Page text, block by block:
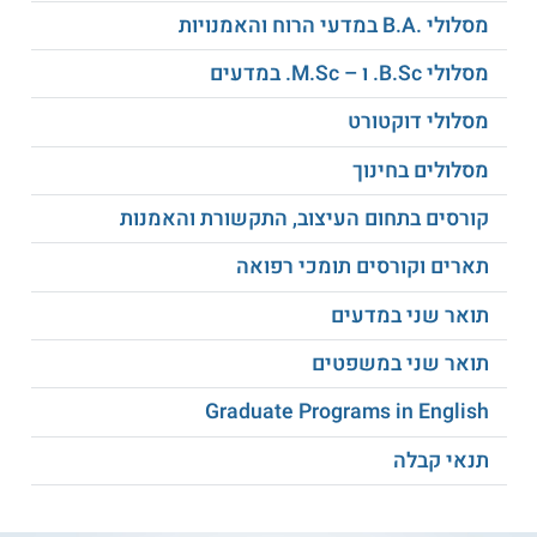
אוניברסיטת בר אילן. בפקולטה זו ניתן למצוא מגוון מסלולים
נוספים לתואר ראשון ולתארים מתקדמים. בין מחלקות הפקולטה
ניתן למצוא לימודי היסטוריה, ספרות, פילוסופיה, תרבות צרפת,
ערבית, בלשנות וספרות אנגלית, חקר התרגום, מוזיקה, לימודים
קלאסיים ועוד. קיימת גם תכנית רב תחומית לתואר ראשון שבה
ניתן לשלב מספר ענפי ידע ולרכוש השכלה אקדמית נרחבת.
למידע נוסף לחצו:
מסלולי .B.A במדעי הרוח והאמנויות
מסלולי B.Sc. ו – M.Sc. במדעים
מסלולי דוקטורט
מסלולים בחינוך
קורסים בתחום העיצוב, התקשורת והאמנות
תארים וקורסים תומכי רפואה
תואר שני במדעים
תואר שני במשפטים
Graduate Programs in English
תנאי קבלה